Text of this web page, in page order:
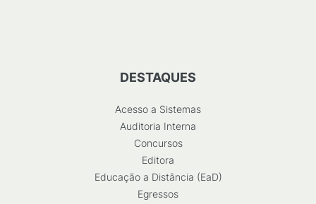
DESTAQUES
Acesso a Sistemas
Auditoria Interna
Concursos
Editora
Educação a Distância (EaD)
Egressos